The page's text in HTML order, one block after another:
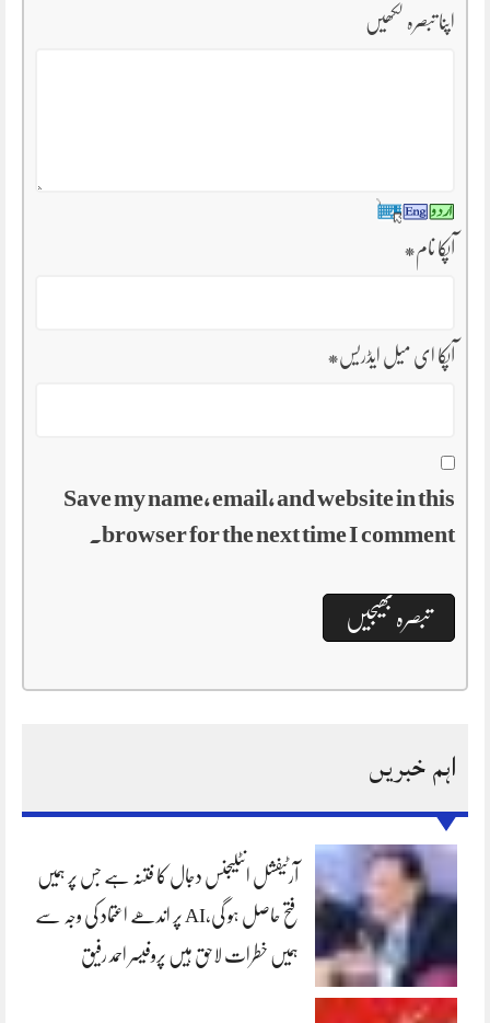
اپنا تبصرہ لکھیں
آپکا نام*
آپکا ای میل ایڈریس*
Save my name, email, and website in this
browser for the next time I comment.
اہم خبریں
آرٹیفشل انٹلیجنس دجال کا فتنہ ہے جس پر ہمیں
فتح حاصل ہو گی،AI پر اندھے اعتماد کی وجہ سے
ہمیں خطرات لاحق ہیں پروفیسر احمد رفیق